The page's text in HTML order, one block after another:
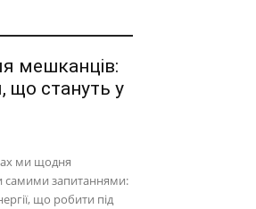
мешканців:
що стануть у
ми щодня
самими запитаннями:
що робити під